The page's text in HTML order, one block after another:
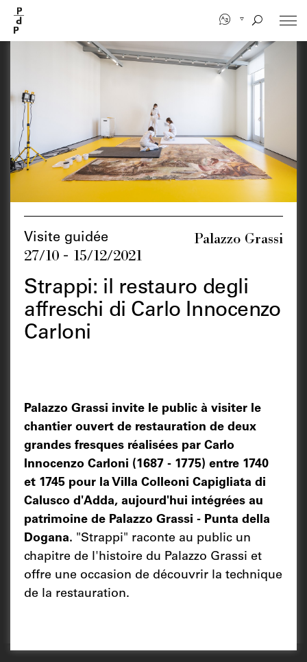
contenu
principal
Visite guidée
27/10 - 15/12/2021
Palazzo Grassi
Strappi: il restauro degli
affreschi di Carlo Innocenzo
Carloni
Palazzo Grassi invite le public à visiter le
chantier ouvert de restauration de deux
grandes fresques réalisées par Carlo
Innocenzo Carloni (1687 - 1775) entre 1740
et 1745 pour la Villa Colleoni Capigliata di
Calusco d'Adda, aujourd'hui intégrées au
patrimoine de Palazzo Grassi - Punta della
Dogana. "Strappi" raconte au public un
chapitre de l'histoire du Palazzo Grassi et
offre une occasion de découvrir la technique
de la restauration.